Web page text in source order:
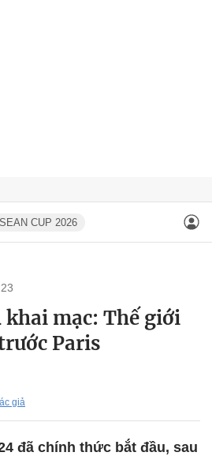
CUP 2026
mạc: Thế giới
Paris
giả
đã chính thức bắt đầu, sau